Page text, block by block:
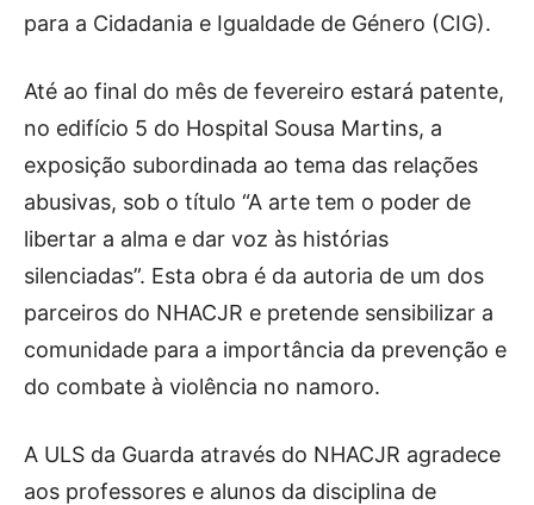
Voz da Solidariedade
»»» Fundação Aurora Borges
AUTÁRQUICAS 2025 em Seia
Contactos
E-mail: jornalsantamarinha@gmail.com
Facebook Instagram Youtube
Ficha Técnica
para a Cidadania e Igualdade de Género (CIG).
Até ao final do mês de fevereiro estará patente,
no edifício 5 do Hospital Sousa Martins, a
exposição subordinada ao tema das relações
abusivas, sob o título “A arte tem o poder de
libertar a alma e dar voz às histórias
silenciadas”. Esta obra é da autoria de um dos
parceiros do NHACJR e pretende sensibilizar a
comunidade para a importância da prevenção e
do combate à violência no namoro.
A ULS da Guarda através do NHACJR agradece
aos professores e alunos da disciplina de